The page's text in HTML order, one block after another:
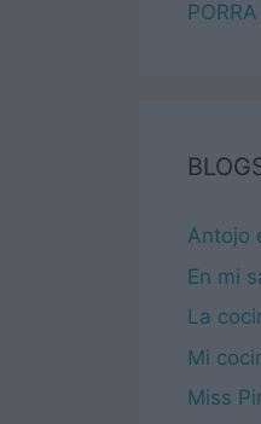
Antojo
En mi
La
Mi
Miss